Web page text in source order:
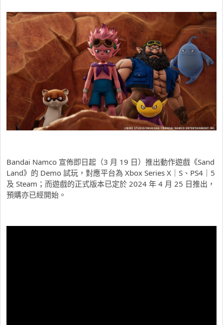
Bandai Namco 宣佈即日起（3 月 19 日）推出動作遊戲《Sand
Land》的 Demo 試玩，對應平台為 Xbox Series X｜S、PS4｜5
及 Steam；而遊戲的正式版本已定於 2024 年 4 月 25 日推出，
預購亦已經開始。